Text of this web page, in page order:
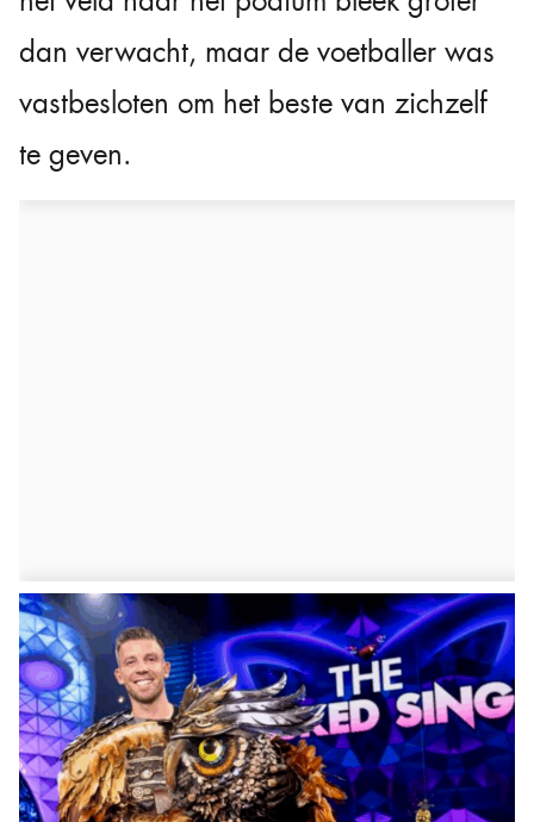
dan verwacht, maar de voetballer was
vastbesloten om het beste van zichzelf
te geven.